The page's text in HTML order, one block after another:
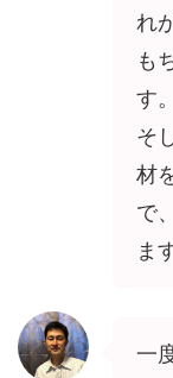
れ
も
す。
そ
材
で
ま
一